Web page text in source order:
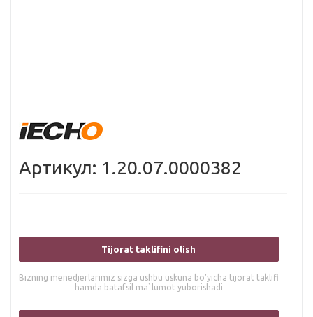
Артикул: 1.20.07.0000382
Tijorat taklifini olish
Bizning menedjerlarimiz sizga ushbu uskuna bo’yicha tijorat taklifi
hamda batafsil ma`lumot yuborishadi